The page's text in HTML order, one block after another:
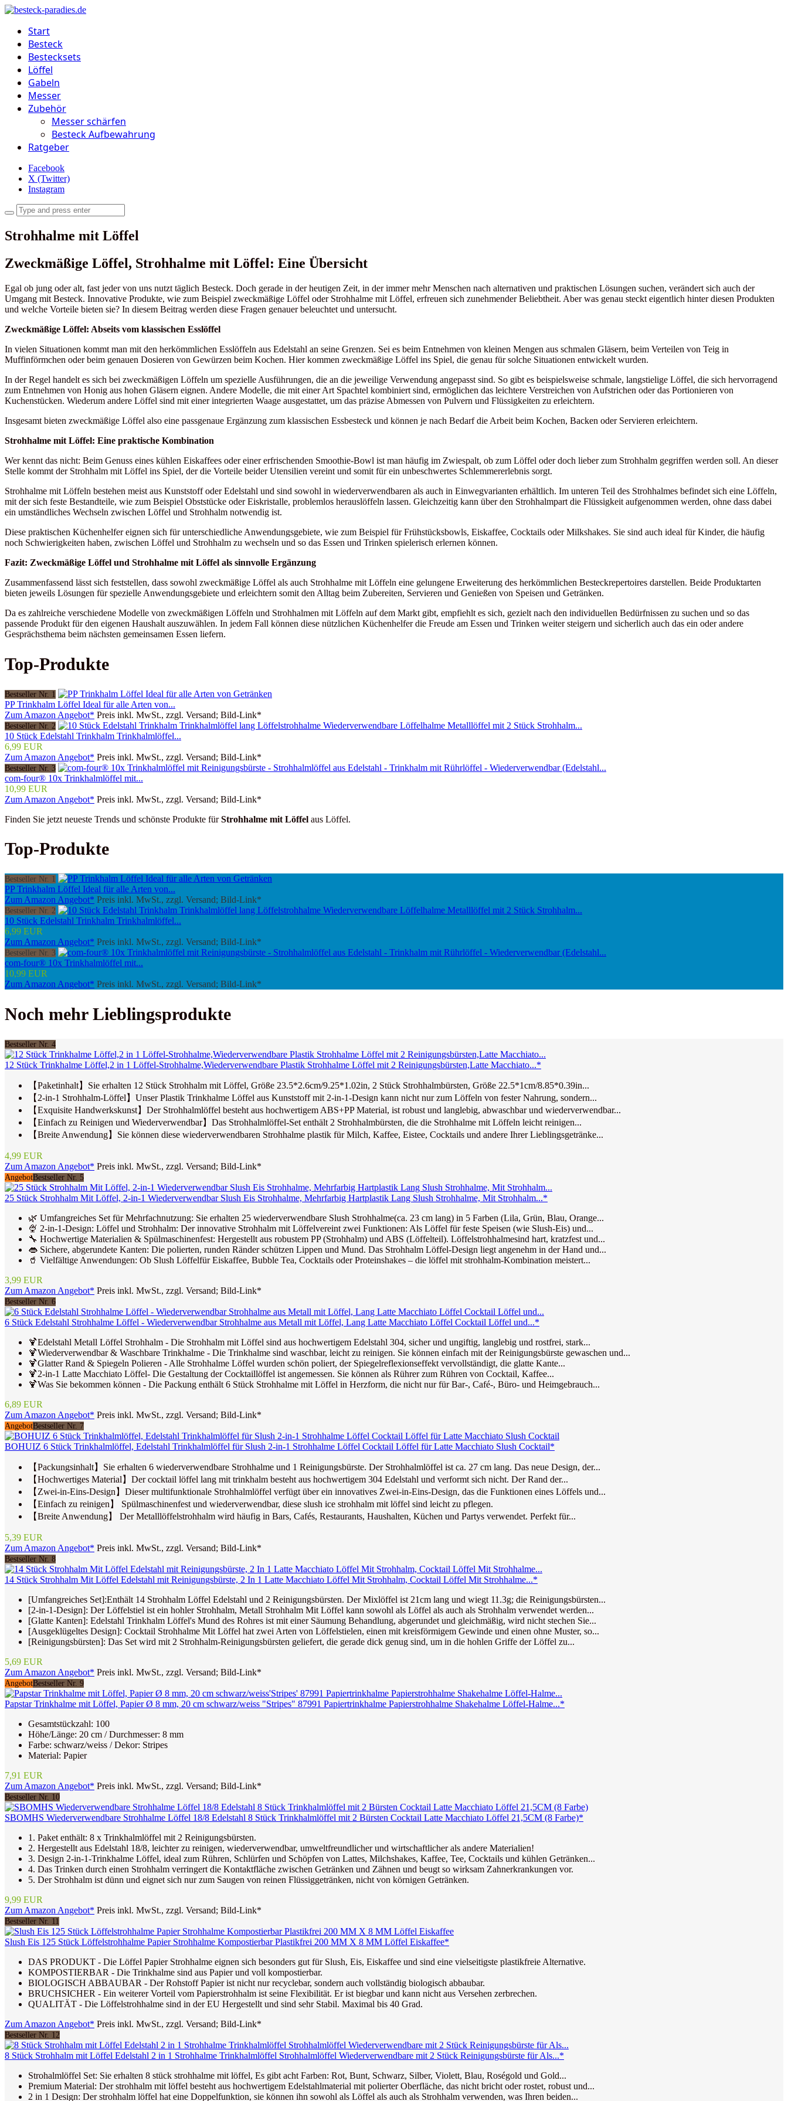
Start
Besteck
Bestecksets
Löffel
Gabeln
Messer
Zubehör
Messer schärfen
Besteck Aufbewahrung
Ratgeber
Facebook
X (Twitter)
Instagram
Strohhalme mit Löffel
Zweckmäßige Löffel, Strohhalme mit Löffel: Eine Übersicht
Egal ob jung oder alt, fast jeder von uns nutzt täglich Besteck. Doch gerade in der heutigen Zeit, in der immer mehr Menschen nach alternativen und praktischen Lösungen suchen, verändert sich auch der
Umgang mit Besteck. Innovative Produkte, wie zum Beispiel zweckmäßige Löffel oder Strohhalme mit Löffel, erfreuen sich zunehmender Beliebtheit. Aber was genau steckt eigentlich hinter diesen Produkten
und welche Vorteile bieten sie? In diesem Beitrag werden diese Fragen genauer beleuchtet und untersucht.
Zweckmäßige Löffel: Abseits vom klassischen Esslöffel
In vielen Situationen kommt man mit den herkömmlichen Esslöffeln aus Edelstahl an seine Grenzen. Sei es beim Entnehmen von kleinen Mengen aus schmalen Gläsern, beim Verteilen von Teig in
Muffinförmchen oder beim genauen Dosieren von Gewürzen beim Kochen. Hier kommen zweckmäßige Löffel ins Spiel, die genau für solche Situationen entwickelt wurden.
In der Regel handelt es sich bei zweckmäßigen Löffeln um spezielle Ausführungen, die an die jeweilige Verwendung angepasst sind. So gibt es beispielsweise schmale, langstielige Löffel, die sich hervorragend
zum Entnehmen von Honig aus hohen Gläsern eignen. Andere Modelle, die mit einer Art Spachtel kombiniert sind, ermöglichen das leichtere Verstreichen von Aufstrichen oder das Portionieren von
Kuchenstücken. Wiederum andere Löffel sind mit einer integrierten Waage ausgestattet, um das präzise Abmessen von Pulvern und Flüssigkeiten zu erleichtern.
Insgesamt bieten zweckmäßige Löffel also eine passgenaue Ergänzung zum klassischen Essbesteck und können je nach Bedarf die Arbeit beim Kochen, Backen oder Servieren erleichtern.
Strohhalme mit Löffel: Eine praktische Kombination
Wer kennt das nicht: Beim Genuss eines kühlen Eiskaffees oder einer erfrischenden Smoothie-Bowl ist man häufig im Zwiespalt, ob zum Löffel oder doch lieber zum Strohhalm gegriffen werden soll. An dieser
Stelle kommt der Strohhalm mit Löffel ins Spiel, der die Vorteile beider Utensilien vereint und somit für ein unbeschwertes Schlemmererlebnis sorgt.
Strohhalme mit Löffeln bestehen meist aus Kunststoff oder Edelstahl und sind sowohl in wiederverwendbaren als auch in Einwegvarianten erhältlich. Im unteren Teil des Strohhalmes befindet sich eine Löffeln,
mit der sich feste Bestandteile, wie zum Beispiel Obststücke oder Eiskristalle, problemlos herauslöffeln lassen. Gleichzeitig kann über den Strohhalmpart die Flüssigkeit aufgenommen werden, ohne dass dabei
ein umständliches Wechseln zwischen Löffel und Strohhalm notwendig ist.
Diese praktischen Küchenhelfer eignen sich für unterschiedliche Anwendungsgebiete, wie zum Beispiel für Frühstücksbowls, Eiskaffee, Cocktails oder Milkshakes. Sie sind auch ideal für Kinder, die häufig
noch Schwierigkeiten haben, zwischen Löffel und Strohhalm zu wechseln und so das Essen und Trinken spielerisch erlernen können.
Fazit: Zweckmäßige Löffel und Strohhalme mit Löffel als sinnvolle Ergänzung
Zusammenfassend lässt sich feststellen, dass sowohl zweckmäßige Löffel als auch Strohhalme mit Löffeln eine gelungene Erweiterung des herkömmlichen Besteckrepertoires darstellen. Beide Produktarten
bieten jeweils Lösungen für spezielle Anwendungsgebiete und erleichtern somit den Alltag beim Zubereiten, Servieren und Genießen von Speisen und Getränken.
Da es zahlreiche verschiedene Modelle von zweckmäßigen Löffeln und Strohhalmen mit Löffeln auf dem Markt gibt, empfiehlt es sich, gezielt nach den individuellen Bedürfnissen zu suchen und so das
passende Produkt für den eigenen Haushalt auszuwählen. In jedem Fall können diese nützlichen Küchenhelfer die Freude am Essen und Trinken weiter steigern und sicherlich auch das ein oder andere
Gesprächsthema beim nächsten gemeinsamen Essen liefern.
Top-Produkte
Bestseller Nr. 1
PP Trinkhalm Löffel Ideal für alle Arten von...
Zum Amazon Angebot* Preis inkl. MwSt., zzgl. Versand; Bild-Link*
Bestseller Nr. 2
10 Stück Edelstahl Trinkhalm Trinkhalmlöffel...
6,99 EUR
Zum Amazon Angebot* Preis inkl. MwSt., zzgl. Versand; Bild-Link*
Bestseller Nr. 3
com-four® 10x Trinkhalmlöffel mit...
10,99 EUR
Zum Amazon Angebot* Preis inkl. MwSt., zzgl. Versand; Bild-Link*
Finden Sie jetzt neueste Trends und schönste Produkte fürStrohhalme mit Löffel aus Löffel.
Top-Produkte
Bestseller Nr. 1
PP Trinkhalm Löffel Ideal für alle Arten von...
Zum Amazon Angebot* Preis inkl. MwSt., zzgl. Versand; Bild-Link*
Bestseller Nr. 2
10 Stück Edelstahl Trinkhalm Trinkhalmlöffel...
6,99 EUR
Zum Amazon Angebot* Preis inkl. MwSt., zzgl. Versand; Bild-Link*
Bestseller Nr. 3
com-four® 10x Trinkhalmlöffel mit...
10,99 EUR
Zum Amazon Angebot* Preis inkl. MwSt., zzgl. Versand; Bild-Link*
Noch mehr Lieblingsprodukte
Bestseller Nr. 4
12 Stück Trinkhalme Löffel,2 in 1 Löffel-Strohhalme,Wiederverwendbare Plastik Strohhalme Löffel mit 2 Reinigungsbürsten,Latte Macchiato...*
【Paketinhalt】Sie erhalten 12 Stück Strohhalm mit Löffel, Größe 23.5*2.6cm/9.25*1.02in, 2 Stück Strohhalmbürsten, Größe 22.5*1cm/8.85*0.39in...
【2-in-1 Strohhalm-Löffel】Unser Plastik Trinkhalme Löffel aus Kunststoff mit 2-in-1-Design kann nicht nur zum Löffeln von fester Nahrung, sondern...
【Exquisite Handwerkskunst】Der Strohhalmlöffel besteht aus hochwertigem ABS+PP Material, ist robust und langlebig, abwaschbar und wiederverwendbar...
【Einfach zu Reinigen und Wiederverwendbar】Das Strohhalmlöffel-Set enthält 2 Strohhalmbürsten, die die Strohhalme mit Löffeln leicht reinigen...
【Breite Anwendung】Sie können diese wiederverwendbaren Strohhalme plastik für Milch, Kaffee, Eistee, Cocktails und andere Ihrer Lieblingsgetränke...
4,99 EUR
Zum Amazon Angebot* Preis inkl. MwSt., zzgl. Versand; Bild-Link*
AngebotBestseller Nr. 5
25 Stück Strohhalm Mit Löffel, 2-in-1 Wiederverwendbar Slush Eis Strohhalme, Mehrfarbig Hartplastik Lang Slush Strohhalme, Mit Strohhalm...*
🌿 Umfangreiches Set für Mehrfachnutzung: Sie erhalten 25 wiederverwendbare Slush Strohhalme(ca. 23 cm lang) in 5 Farben (Lila, Grün, Blau, Orange...
🍨 2-in-1-Design: Löffel und Strohhalm: Der innovative Strohhalm mit Löffelvereint zwei Funktionen: Als Löffel für feste Speisen (wie Slush-Eis) und...
🔧 Hochwertige Materialien & Spülmaschinenfest: Hergestellt aus robustem PP (Strohhalm) und ABS (Löffelteil). Löffelstrohhalmesind hart, kratzfest und...
👄 Sichere, abgerundete Kanten: Die polierten, runden Ränder schützen Lippen und Mund. Das Strohhalm Löffel-Design liegt angenehm in der Hand und...
🥤 Vielfältige Anwendungen: Ob Slush Löffelfür Eiskaffee, Bubble Tea, Cocktails oder Proteinshakes – die löffel mit strohhalm-Kombination meistert...
3,99 EUR
Zum Amazon Angebot* Preis inkl. MwSt., zzgl. Versand; Bild-Link*
Bestseller Nr. 6
6 Stück Edelstahl Strohhalme Löffel - Wiederverwendbar Strohhalme aus Metall mit Löffel, Lang Latte Macchiato Löffel Cocktail Löffel und...*
🍹Edelstahl Metall Löffel Strohhalm - Die Strohhalm mit Löffel sind aus hochwertigem Edelstahl 304, sicher und ungiftig, langlebig und rostfrei, stark...
🍹Wiederverwendbar & Waschbare Trinkhalme - Die Trinkhalme sind waschbar, leicht zu reinigen. Sie können einfach mit der Reinigungsbürste gewaschen und...
🍹Glatter Rand & Spiegeln Polieren - Alle Strohhalme Löffel wurden schön poliert, der Spiegelreflexionseffekt vervollständigt, die glatte Kante...
🍹2-in-1 Latte Macchiato Löffel- Die Gestaltung der Cocktaillöffel ist angemessen. Sie können als Rührer zum Rühren von Cocktail, Kaffee...
🍹Was Sie bekommen können - Die Packung enthält 6 Stück Strohhalme mit Löffel in Herzform, die nicht nur für Bar-, Café-, Büro- und Heimgebrauch...
6,89 EUR
Zum Amazon Angebot* Preis inkl. MwSt., zzgl. Versand; Bild-Link*
AngebotBestseller Nr. 7
BOHUIZ 6 Stück Trinkhalmlöffel, Edelstahl Trinkhalmlöffel für Slush 2-in-1 Strohhalme Löffel Cocktail Löffel für Latte Macchiato Slush Cocktail*
【Packungsinhalt】Sie erhalten 6 wiederverwendbare Strohhalme und 1 Reinigungsbürste. Der Strohhalmlöffel ist ca. 27 cm lang. Das neue Design, der...
【Hochwertiges Material】Der cocktail löffel lang mit trinkhalm besteht aus hochwertigem 304 Edelstahl und verformt sich nicht. Der Rand der...
【Zwei-in-Eins-Design】Dieser multifunktionale Strohhalmlöffel verfügt über ein innovatives Zwei-in-Eins-Design, das die Funktionen eines Löffels und...
【Einfach zu reinigen】 Spülmaschinenfest und wiederverwendbar, diese slush ice strohhalm mit löffel sind leicht zu pflegen.
【Breite Anwendung】 Der Metalllöffelstrohhalm wird häufig in Bars, Cafés, Restaurants, Haushalten, Küchen und Partys verwendet. Perfekt für...
5,39 EUR
Zum Amazon Angebot* Preis inkl. MwSt., zzgl. Versand; Bild-Link*
Bestseller Nr. 8
14 Stück Strohhalm Mit Löffel Edelstahl mit Reinigungsbürste, 2 In 1 Latte Macchiato Löffel Mit Strohhalm, Cocktail Löffel Mit Strohhalme...*
[Umfangreiches Set]:Enthält 14 Strohhalm Löffel Edelstahl und 2 Reinigungsbürsten. Der Mixlöffel ist 21cm lang und wiegt 11.3g; die Reinigungsbürsten...
[2-in-1-Design]: Der Löffelstiel ist ein hohler Strohhalm, Metall Strohhalm Mit Löffel kann sowohl als Löffel als auch als Strohhalm verwendet werden...
[Glatte Kanten]: Edelstahl Trinkhalm Löffel's Mund des Rohres ist mit einer Säumung Behandlung, abgerundet und gleichmäßig, wird nicht stechen Sie...
[Ausgeklügeltes Design]: Cocktail Strohhalme Mit Löffel hat zwei Arten von Löffelstielen, einen mit kreisförmigem Gewinde und einen ohne Muster, so...
[Reinigungsbürsten]: Das Set wird mit 2 Strohhalm-Reinigungsbürsten geliefert, die gerade dick genug sind, um in die hohlen Griffe der Löffel zu...
5,69 EUR
Zum Amazon Angebot* Preis inkl. MwSt., zzgl. Versand; Bild-Link*
AngebotBestseller Nr. 9
Papstar Trinkhalme mit Löffel, Papier Ø 8 mm, 20 cm schwarz/weiss "Stripes" 87991 Papiertrinkhalme Papierstrohhalme Shakehalme Löffel-Halme...*
Gesamtstückzahl: 100
Höhe/Länge: 20 cm / Durchmesser: 8 mm
Farbe: schwarz/weiss / Dekor: Stripes
Material: Papier
7,91 EUR
Zum Amazon Angebot* Preis inkl. MwSt., zzgl. Versand; Bild-Link*
Bestseller Nr. 10
SBOMHS Wiederverwendbare Strohhalme Löffel 18/8 Edelstahl 8 Stück Trinkhalmlöffel mit 2 Bürsten Cocktail Latte Macchiato Löffel 21,5CM (8 Farbe)*
1. Paket enthält: 8 x Trinkhalmlöffel mit 2 Reinigungsbürsten.
2. Hergestellt aus Edelstahl 18/8, leichter zu reinigen, wiederverwendbar, umweltfreundlicher und wirtschaftlicher als andere Materialien!
3. Design 2-in-1-Trinkhalme Löffel, ideal zum Rühren, Schlürfen und Schöpfen von Lattes, Milchshakes, Kaffee, Tee, Cocktails und kühlen Getränken...
4. Das Trinken durch einen Strohhalm verringert die Kontaktfläche zwischen Getränken und Zähnen und beugt so wirksam Zahnerkrankungen vor.
5. Der Strohhalm ist dünn und eignet sich nur zum Saugen von reinen Flüssiggetränken, nicht von körnigen Getränken.
9,99 EUR
Zum Amazon Angebot* Preis inkl. MwSt., zzgl. Versand; Bild-Link*
Bestseller Nr. 11
Slush Eis 125 Stück Löffelstrohhalme Papier Strohhalme Kompostierbar Plastikfrei 200 MM X 8 MM Löffel Eiskaffee*
DAS PRODUKT - Die Löffel Papier Strohhalme eignen sich besonders gut für Slush, Eis, Eiskaffee und sind eine vielseitigste plastikfreie Alternative.
KOMPOSTIERBAR - Die Trinkhalme sind aus Papier und voll kompostierbar.
BIOLOGISCH ABBAUBAR - Der Rohstoff Papier ist nicht nur recyclebar, sondern auch vollständig biologisch abbaubar.
BRUCHSICHER - Ein weiterer Vorteil vom Papierstrohhalm ist seine Flexibilität. Er ist biegbar und kann nicht aus Versehen zerbrechen.
QUALITÄT - Die Löffelstrohhalme sind in der EU Hergestellt und sind sehr Stabil. Maximal bis 40 Grad.
Zum Amazon Angebot* Preis inkl. MwSt., zzgl. Versand; Bild-Link*
Bestseller Nr. 12
8 Stück Strohhalm mit Löffel Edelstahl 2 in 1 Strohhalme Trinkhalmlöffel Strohhalmlöffel Wiederverwendbare mit 2 Stück Reinigungsbürste für Als...*
Strohalmlöffel Set: Sie erhalten 8 stück strohhalme mit löffel, Es gibt acht Farben: Rot, Bunt, Schwarz, Silber, Violett, Blau, Roségold und Gold...
Premium Material: Der strohhalm mit löffel besteht aus hochwertigem Edelstahlmaterial mit polierter Oberfläche, das nicht bricht oder rostet, robust und...
2 in 1 Design: Der strohhalm löffel hat eine Doppelfunktion, sie können ihn sowohl als Löffel als auch als Strohhalm verwenden, was Ihren beiden...